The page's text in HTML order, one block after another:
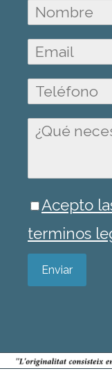
Acepto
terminos
Enviar